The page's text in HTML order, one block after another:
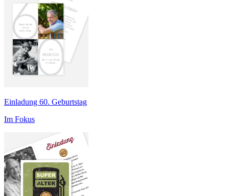
Einladung 60. Geburtstag
Im Fokus